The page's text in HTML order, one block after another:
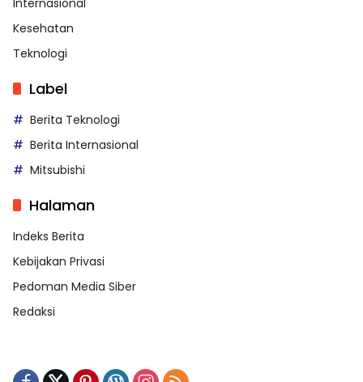
Kesehatan
Teknologi
Label
Berita Teknologi
Berita Internasional
Mitsubishi
Halaman
Indeks Berita
Kebijakan Privasi
Pedoman Media Siber
Redaksi